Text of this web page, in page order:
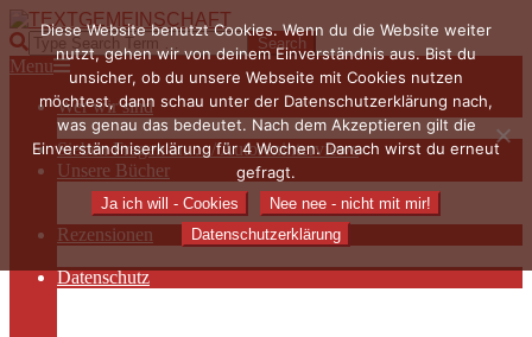
Skip
to
content
TEXTGEMEINSCHAFT
Search
Primary
Navigation
Menu
Menu
Wer wir sind
Die Hauptakteurinnen
Sieben Fragen an… / Autoreninterviews
Unsere Bücher
Autorenservices
Autorenprofile
Rezensionen
Datenschutz
Diese Website benutzt Cookies. Wenn du die Website weiter
nutzt, gehen wir von deinem Einverständnis aus. Bist du
unsicher, ob du unsere Webseite mit Cookies nutzen
möchtest, dann schau unter der Datenschutzerklärung nach,
was genau das bedeutet. Nach dem Akzeptieren gilt die
Einverständniserklärung für 4 Wochen. Danach wirst du erneut
gefragt.
Ja ich will - Cookies
Nee nee - nicht mit mir!
Datenschutzerklärung